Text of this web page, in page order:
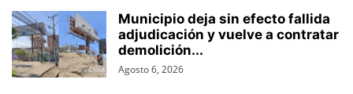
Municipio deja sin efecto fallida
adjudicación y vuelve a contratar
demolición...
Agosto 6, 2026